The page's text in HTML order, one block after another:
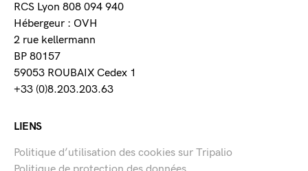
RCS Lyon 808 094 940
Hébergeur : OVH
2 rue kellermann
BP 80157
59053 ROUBAIX Cedex 1
+33 (0)8.203.203.63
LIENS
Politique d’utilisation des cookies sur Tripalio